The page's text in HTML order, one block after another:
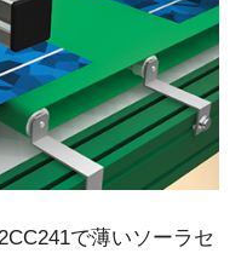
で薄いソーラセ